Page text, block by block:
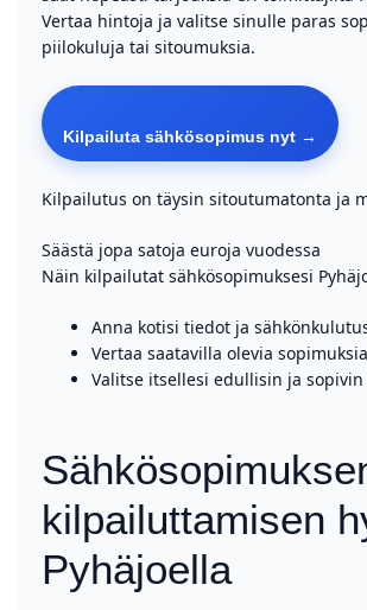
Vertaa hintoja ja valitse sinulle paras
piilokuluja tai sitoumuksia.
Kilpailuta sähkösopimus nyt →
Kilpailutus on täysin sitoutumatonta ja
Säästä jopa satoja euroja vuodessa
Näin kilpailutat sähkösopimuksesi
Anna kotisi tiedot ja
Vertaa saatavilla olevia
Valitse itsellesi edullisin ja sopivin
kilpailuttamisen
Pyhäjoella